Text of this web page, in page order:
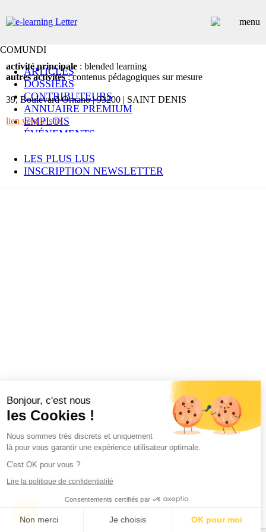
Bonjour, c'est nous
les Cookies !
Nous sommes très discrets et uniquement
là pour vous garantir une expérience utilisateur optimale.
C'est OK pour vous ?
Lire la politique de confidentialité
Consentements certifiés par
Non merci Je choisis OK pour moi
ARTICLES
DOSSIERS
CONTRIBUTEURS
ANNUAIRE PREMIUM
EMPLOIS
ÉVÉNEMENTS
LES PLUS LUS
INSCRIPTION NEWSLETTER
COMUNDI
activité principale : blended learning
autres activités: contenus pédagogiques sur mesure
39, Boulevard Ornano | 93200 | SAINT DENIS
lien vers le site